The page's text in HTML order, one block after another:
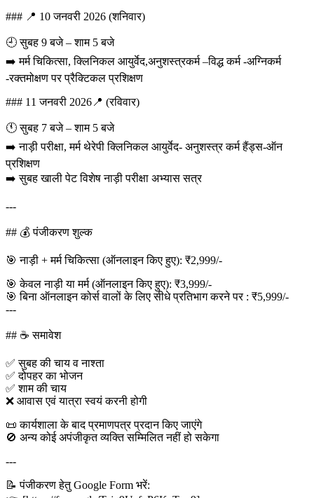
### 📍 10 जनवरी 2026 (शनिवार)
🕘 सुबह 9 बजे – शाम 5 बजे
➡️ मर्म चिकित्सा, क्लिनिकल आयुर्वेद,अनुशस्त्रकर्म –विद्ध कर्म -अग्निकर्म
-रक्तमोक्षण पर प्रैक्टिकल प्रशिक्षण
### 11 जनवरी 2026📍 (रविवार)
🕚 सुबह 7 बजे – शाम 5 बजे
➡️ नाड़ी परीक्षा, मर्म थेरेपी क्लिनिकल आयुर्वेद- अनुशस्त्र कर्म हैंड्स-ऑन
प्रशिक्षण
➡️ सुबह खाली पेट विशेष नाड़ी परीक्षा अभ्यास सत्र
---
## 💰 पंजीकरण शुल्क
🎯 नाड़ी + मर्म चिकित्सा (ऑनलाइन किए हुए): ₹2,999/-
🎯 केवल नाड़ी या मर्म (ऑनलाइन किए हुए): ₹3,999/-
🎯 बिना ऑनलाइन कोर्स वालों के लिए सीधे प्रतिभाग करने पर : ₹5,999/-
---
## ☕ समावेश
✅ सुबह की चाय व नाश्ता
✅ दोपहर का भोजन
✅ शाम की चाय
❌ आवास एवं यात्रा स्वयं करनी होगी
📜 कार्यशाला के बाद प्रमाणपत्र प्रदान किए जाएंगे
🚫 अन्य कोई अपंजीकृत व्यक्ति सम्मिलित नहीं हो सकेगा
---
📝 पंजीकरण हेतु Google Form भरें: